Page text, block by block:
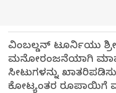
ವಿಂಬಲ್ಡನ್ ಟೂರ್ನಿಯು
ಮನೋರಂಜನೆಯಾಗಿ
ಸೀಟುಗಳನ್ನು
ಕೋಟ್ಯಂತರ ರೂಪಾಯಿಗೆ